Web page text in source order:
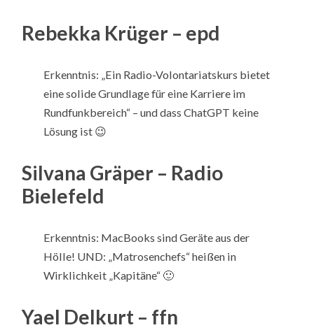
Rebekka Krüger – epd
Erkenntnis: „Ein Radio-Volontariatskurs bietet
eine solide Grundlage für eine Karriere im
Rundfunkbereich“ – und dass ChatGPT keine
Lösung ist 😉
Silvana Gräper – Radio
Bielefeld
Erkenntnis: MacBooks sind Geräte aus der
Hölle! UND: „Matrosenchefs“ heißen in
Wirklichkeit „Kapitäne“ 🙂
Yael Delkurt – ffn